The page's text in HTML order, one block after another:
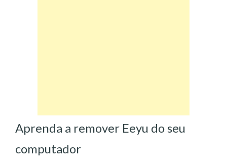
Aprenda a remover Eeyu do seu
computador